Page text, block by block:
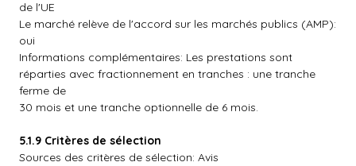
de l'UE
Le marché relève de l'accord sur les marchés publics (AMP):
oui
Informations complémentaires: Les prestations sont
réparties avec fractionnement en tranches : une tranche
ferme de
30 mois et une tranche optionnelle de 6 mois.
5.1.9 Critères de sélection
Sources des critères de sélection: Avis